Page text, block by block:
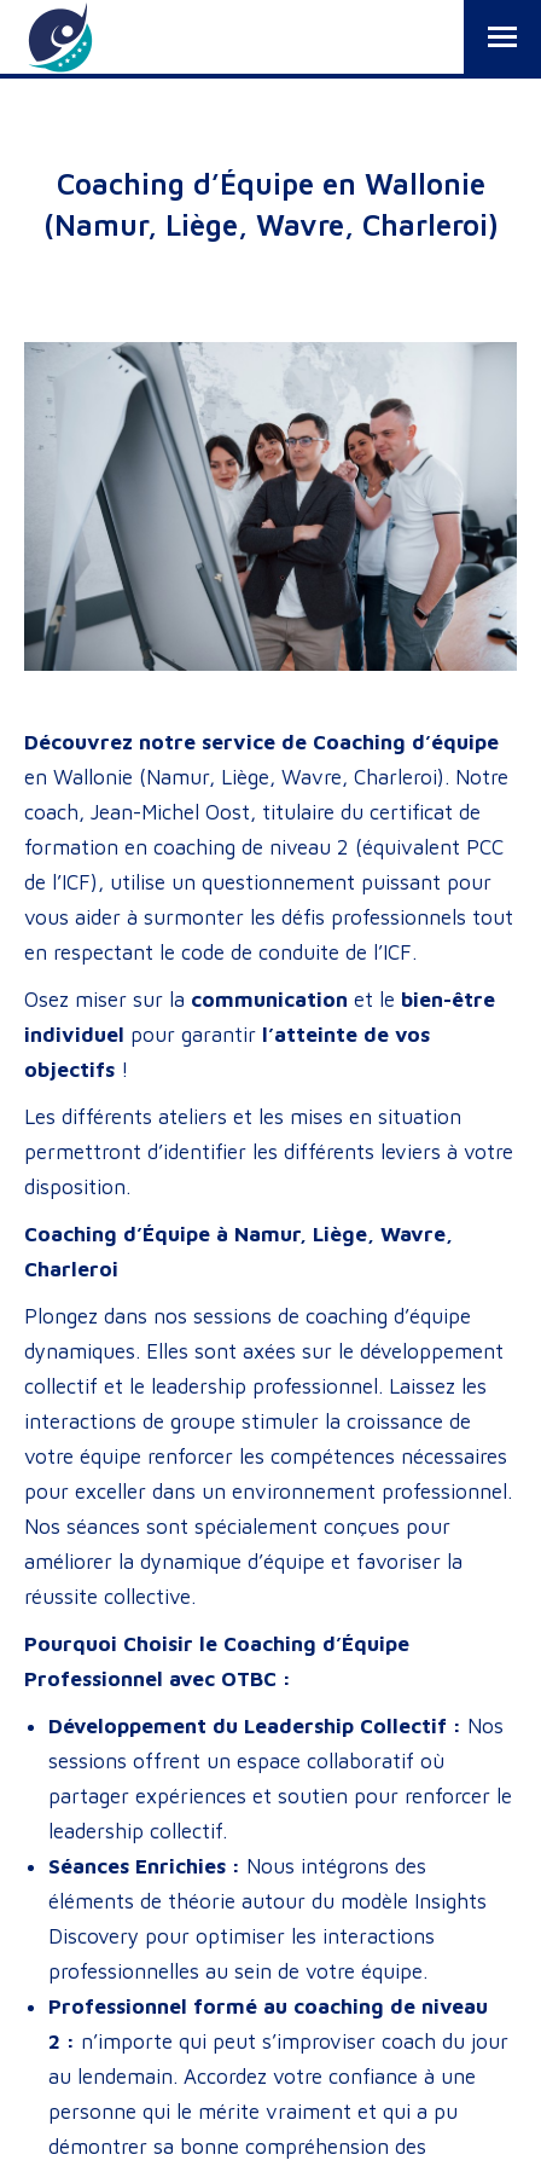
Coaching d’Équipe en Wallonie
(Namur, Liège, Wavre, Charleroi)
Découvrez notre service de Coaching d’équipe
en Wallonie (Namur, Liège, Wavre, Charleroi). Notre
coach, Jean-Michel Oost, titulaire du certificat de
formation en coaching de niveau 2 (équivalent PCC
de l’ICF), utilise un questionnement puissant pour
vous aider à surmonter les défis professionnels tout
en respectant le code de conduite de l’ICF.
Osez miser sur la communication et le bien-être
individuel pour garantir l’atteinte de vos
objectifs !
Les différents ateliers et les mises en situation
permettront d’identifier les différents leviers à votre
disposition.
Coaching d’Équipe à Namur, Liège, Wavre,
Charleroi
Plongez dans nos sessions de coaching d’équipe
dynamiques. Elles sont axées sur le développement
collectif et le leadership professionnel. Laissez les
interactions de groupe stimuler la croissance de
votre équipe renforcer les compétences nécessaires
pour exceller dans un environnement professionnel.
Nos séances sont spécialement conçues pour
améliorer la dynamique d’équipe et favoriser la
réussite collective.
Pourquoi Choisir le Coaching d’Équipe
Professionnel avec OTBC :
Développement du Leadership Collectif : Nos
sessions offrent un espace collaboratif où
partager expériences et soutien pour renforcer le
leadership collectif.
Séances Enrichies : Nous intégrons des
éléments de théorie autour du modèle Insights
Discovery pour optimiser les interactions
professionnelles au sein de votre équipe.
Professionnel formé au coaching de niveau
2 : n’importe qui peut s’improviser coach du jour
au lendemain. Accordez votre confiance à une
personne qui le mérite vraiment et qui a pu
démontrer sa bonne compréhension des